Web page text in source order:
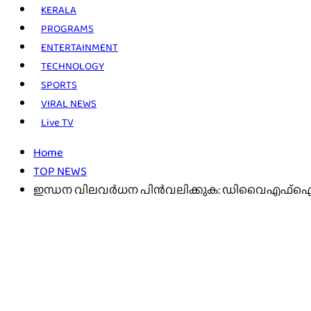
KERALA
PROGRAMS
ENTERTAINMENT
TECHNOLOGY
SPORTS
VIRAL NEWS
Live TV
Home
TOP NEWS
ഇന്ധന വിലവർധന പിൻവലിക്കുക: ഡിവൈഎഫ്ഐ